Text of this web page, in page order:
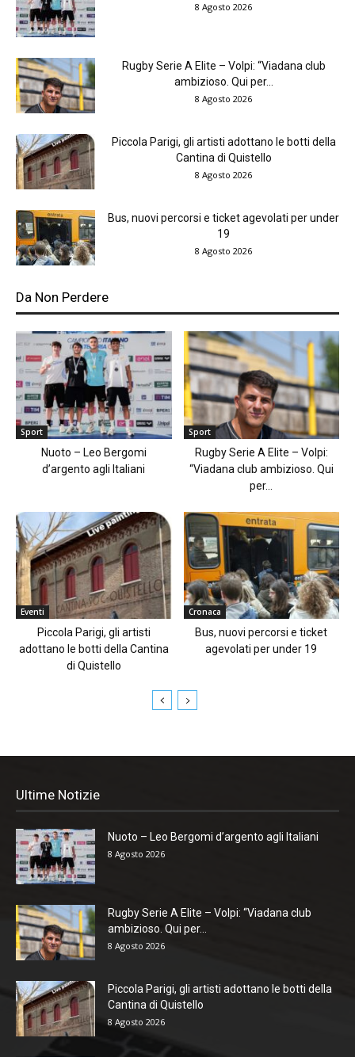
8 Agosto 2026
Rugby Serie A Elite – Volpi: “Viadana club
ambizioso. Qui per...
8 Agosto 2026
Piccola Parigi, gli artisti adottano le botti della
Cantina di Quistello
8 Agosto 2026
Bus, nuovi percorsi e ticket agevolati per under
19
8 Agosto 2026
Da Non Perdere
Sport
Nuoto – Leo Bergomi
d’argento agli Italiani
Sport
Rugby Serie A Elite – Volpi:
“Viadana club ambizioso. Qui
per...
Eventi
Piccola Parigi, gli artisti
adottano le botti della Cantina
di Quistello
Cronaca
Bus, nuovi percorsi e ticket
agevolati per under 19
Ultime Notizie
Nuoto – Leo Bergomi d’argento agli Italiani
8 Agosto 2026
Rugby Serie A Elite – Volpi: “Viadana club
ambizioso. Qui per...
8 Agosto 2026
Piccola Parigi, gli artisti adottano le botti della
Cantina di Quistello
8 Agosto 2026